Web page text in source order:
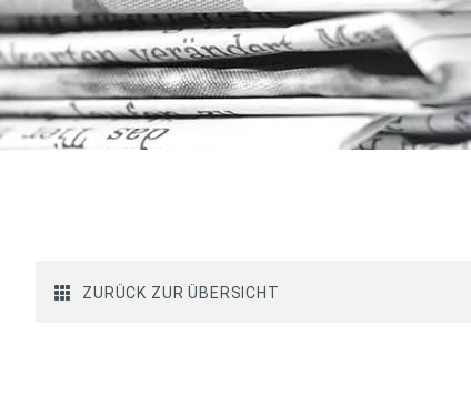
ZURÜCK ZUR ÜBERSICHT